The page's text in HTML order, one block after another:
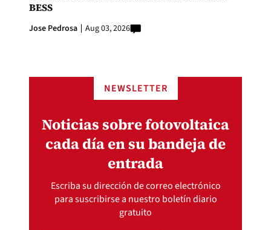
BESS
Jose Pedrosa Aug 03, 2026
NEWSLETTER
Noticias sobre fotovoltaica
cada día en su bandeja de
entrada
Escriba su dirección de correo electrónico
para suscribirse a nuestro boletín diario
gratuito